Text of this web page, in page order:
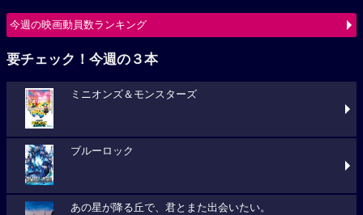
今週の映画動員数ランキング
要チェック！今週の３本
ミニオンズ＆モンスターズ
ブルーロック
あの星が降る丘で、君とまた出会いたい。